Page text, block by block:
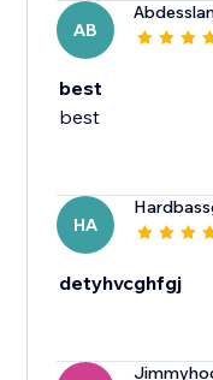
AB
best
best
HA
detyhvcghfgj